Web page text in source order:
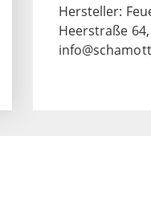
Hersteller:
Heerstraße